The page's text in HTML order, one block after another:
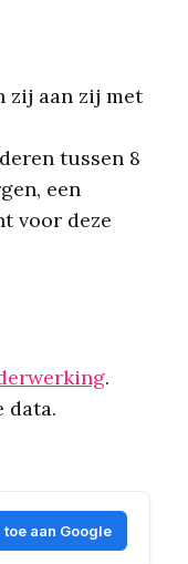
zij aan zij met
tussen 8
een
voor deze
.
data.
toe aan Google